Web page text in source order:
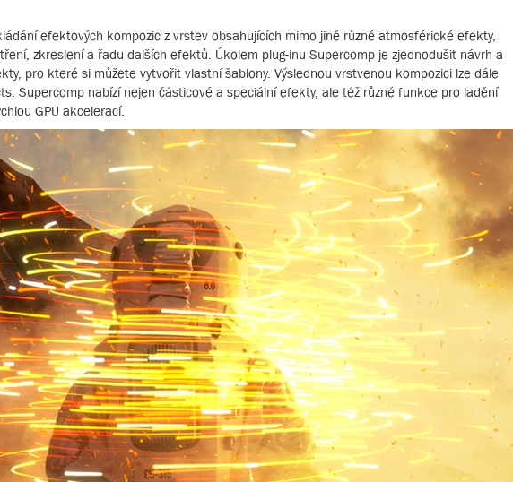
efektových kompozic z vrstev obsahujících mimo jiné různé atmosférické efekty,
zkreslení a řadu dalších efektů. Úkolem plug-inu Supercomp je zjednodušit návrh a
pro které si můžete vytvořit vlastní šablony. Výslednou vrstvenou kompozici lze dále
Supercomp nabízí nejen částicové a speciální efekty, ale též různé funkce pro ladění
GPU akcelerací.